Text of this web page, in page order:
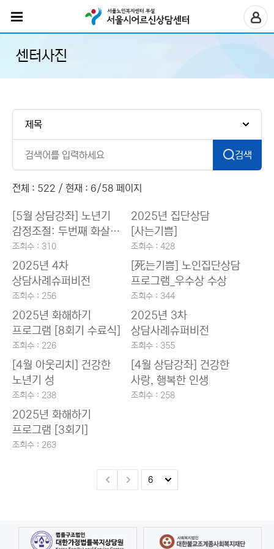
센터사진
검색
전체 : 522 / 현재 : 6/58 페이지
[5월 상담강좌] 노년기
감정조절: 두번째 화살
피하기
조회수 : 310
2025년 집단상담
[사는기쁨]
조회수 : 428
2025년 4차
상담사례슈퍼비전
조회수 : 256
[死는기쁨] 노인집단상담
프로그램_우수상 수상
조회수 : 344
2025년 화해하기
프로그램 [8회기 수료식]
조회수 : 226
2025년 3차
상담사례슈퍼비전
조회수 : 355
[4월 아웃리치] 건강한
노년기 성
조회수 : 238
[4월 상담강좌] 건강한
사랑, 행복한 인생
조회수 : 258
2025년 화해하기
프로그램 [3회기]
조회수 : 263